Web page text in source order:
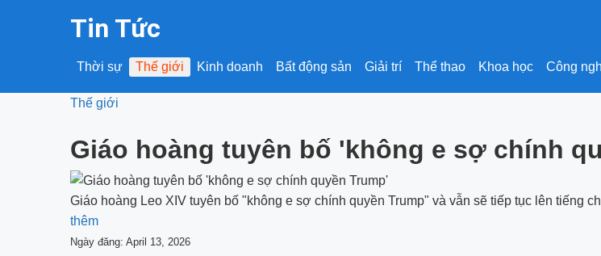
Tin Tức
Thời sự Thế giới Kinh doanh Bất động sản Giải trí Thể thao Khoa học Công
Thế giới
Giáo hoàng tuyên bố 'không e sợ chính
Giáo hoàng Leo XIV tuyên bố "không e sợ chính quyền Trump" và vẫn sẽ tiếp tục lên tiếng
thêm
Ngày đăng: April 13, 2026